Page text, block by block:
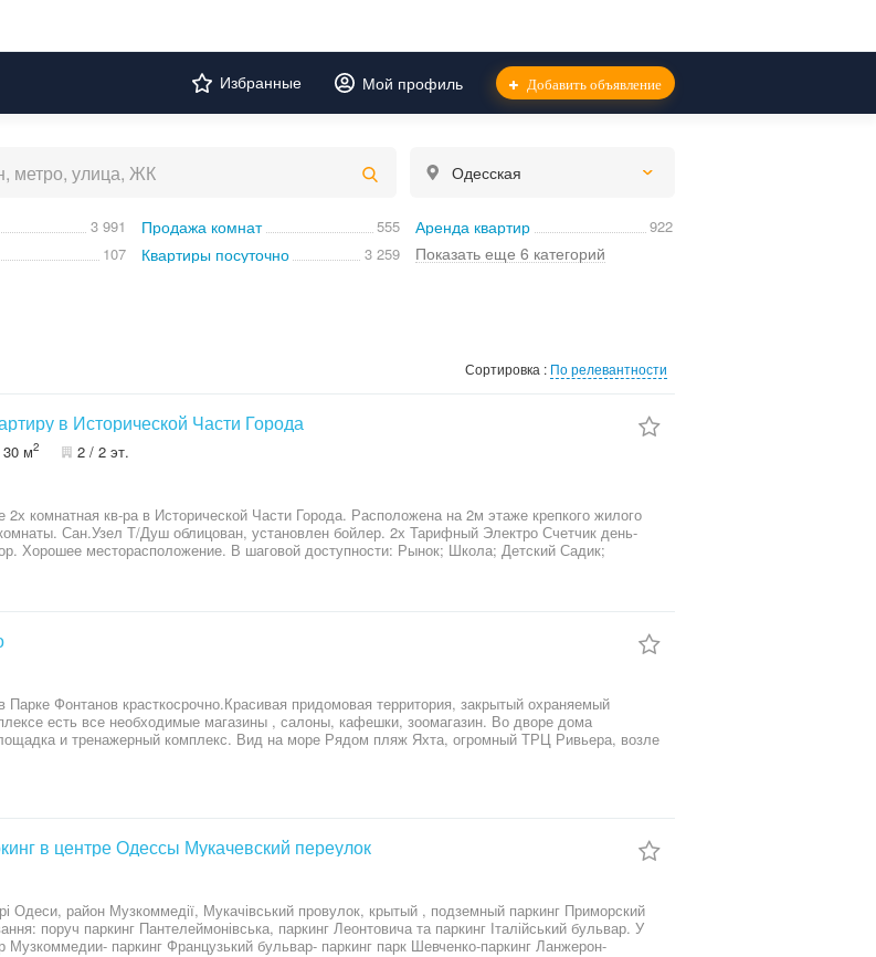
Избранные Мой профиль Добавить объявление
Одесская
3 991
107
Продажа комнат 555
Квартиры посуточно 3 259
Аренда квартир 922
Показать еще 6 категорий
Сортировка : По релевантности
в Исторической Части Города
30 м2 2 / 2 эт.
2х комнатная кв-ра в Исторической Части Города. Расположена на 2м этаже крепкого жилого
Сан.Узел Т/Душ облицован, установлен бойлер. 2х Тарифный Электро Счетчик день-
Хорошее месторасположение. В шаговой доступности: Рынок; Школа; Детский Садик;
Фонтанов красткосрочно.Красивая придомовая территория, закрытый охраняемый
есть все необходимые магазины , салоны, кафешки, зоомагазин. Во дворе дома
и тренажерный комплекс. Вид на море Рядом пляж Яхта, огромный ТРЦ Ривьера, возле
Квартира полностью укомплектована мебелью, техникой, в квартире двуспальная кровать и
в центре Одессы Мукачевский переулок
Одеси, район Музкоммедії, Мукачівський провулок, крытый , подземный паркинг Приморский
поруч паркинг Пантелеймонівська, паркинг Леонтовича та паркинг Італійський бульвар. У
Музкоммедии- паркинг Французький бульвар- паркинг парк Шевченко-паркинг Ланжерон-